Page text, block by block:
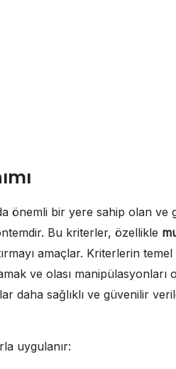
önemli bir yere sahip olan ve
Bu kriterler, özellikle
amaçlar. Kriterlerin
ve olası manipülasyonları
daha sağlıklı ve güvenilir
uygulanır: